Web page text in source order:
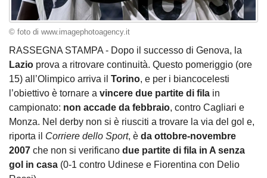
© foto di www.imagephotoagency.it
RASSEGNA STAMPA - Dopo il successo di Genova, la
Lazio prova a ritrovare continuità. Questo pomeriggio (ore
15) all’Olimpico arriva il Torino, e per i biancocelesti
l’obiettivo è tornare a vincere due partite di fila in
campionato: non accade da febbraio, contro Cagliari e
Monza. Nel derby non si è riusciti a trovare la via del gol e,
riporta il Corriere dello Sport, è da ottobre-novembre
2007 che non si verificano due partite di fila in A senza
gol in casa (0-1 contro Udinese e Fiorentina con Delio